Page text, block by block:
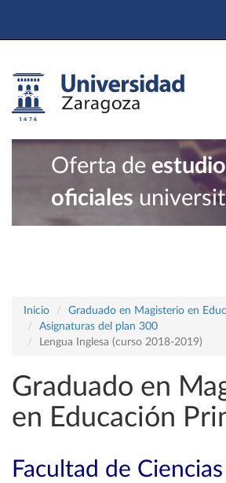
Oferta de
oficiales
Inicio
Graduado en Magisterio en
Asignaturas del plan 300
Lengua Inglesa (curso 2018-2019)
Graduado en
en Educación
Facultad de